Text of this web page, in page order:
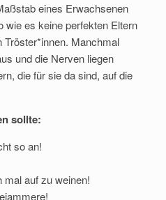
eines Erwachsenen
wie es keine perfekten Eltern
Tröster*innen. Manchmal
und die Nerven liegen
die für sie da sind, auf die
sollte:
so an!
mal auf zu weinen!